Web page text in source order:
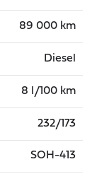
89 000 km
Diesel
8 l/100 km
232/173
SOH-413